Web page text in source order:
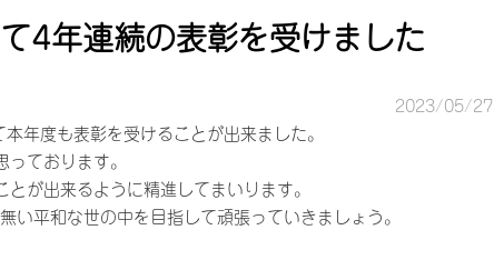
4年連続の表彰を受けました
2023/05/27
年度も表彰を受けることが出来ました。
ております。
が出来るように精進してまいります。
平和な世の中を目指して頑張っていきましょう。